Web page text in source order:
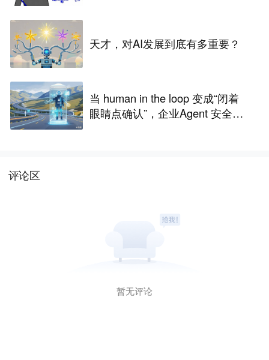
天才，对AI发展到底有多重要？
当 human in the loop 变成“闭着
眼睛点确认”，企业Agent 安全还
评论区
暂无评论